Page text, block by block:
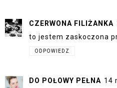
CZERWONA FILIŻANKA
to jestem zaskoczona
ODPOWIEDZ
DO POŁOWY PEŁNA 14